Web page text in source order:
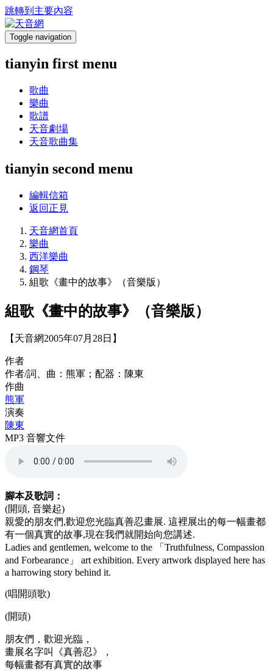
跳轉到主要內容
Toggle navigation
tianyin first menu
歌曲
樂曲
歌譜
天音劇場
天音歌曲集
tianyin second menu
編輯信箱
返回正見
天音網首頁
樂曲
西洋樂曲
鋼琴
組歌《畫中的故事》（音樂版）
組歌《畫中的故事》（音樂版）
【天音網2005年07月28日】
作者
作者/詞、曲：熊軍；配器：陳東
作曲
熊軍
演奏
陳東
MP3 音響文件
腳本及歌詞：
(開頭, 音樂起)
親愛的朋友們,歡迎您光臨真善忍畫展. 這裡展出的每一幅畫都
有一個真實的故事,現在我們就開始向您講述.
Ladies and gentlemen, welcome to the 「Truthfulness, Compassion
and Forbearance」 art exhibition. Every artwork displayed here has
a harrowing story behind it.
(唱開頭歌)
(開頭)
朋友們，歡迎光臨，
畫展名字叫《真善忍》，
每幅畫都有真實的故事